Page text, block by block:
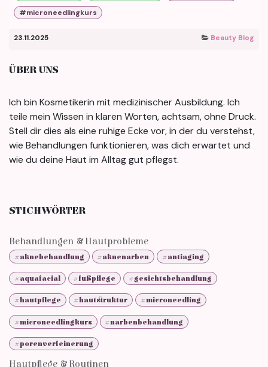
#microneedlingkurs
23.11.2025 Beauty Blog
ÜBER UNS
Ich bin Kosmetikerin mit medizinischer Ausbildung. Ich
teile mein Wissen in klaren Worten, achtsam, ohne Druck.
Stell dir dies als eine ruhige Ecke vor, in der du verstehst,
wie Behandlungen funktionieren, was dich erwartet und
wie du deine Haut im Alltag gut pflegst.
STICHWÖRTER
Behandlungen & Hautprobleme
#aknebehandlung #aknenarben #antiaging
#aquafacial #fußpflege #gesichtsbehandlung
#hautpflege #hautstruktur #microneedling
#microneedlingkurs #narbenbehandlung
#porenverfeinerung
Hautpflege & Routinen